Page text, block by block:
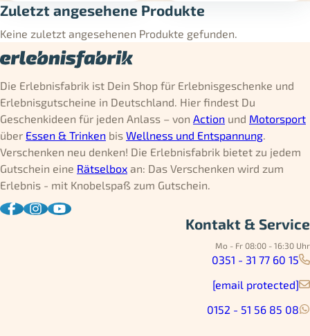
Zuletzt angesehene Produkte
Keine zuletzt angesehenen Produkte gefunden.
Die Erlebnisfabrik ist Dein Shop für Erlebnisgeschenke und
Erlebnisgutscheine in Deutschland. Hier findest Du
Geschenkideen für jeden Anlass – von Action und Motorsport
über Essen & Trinken bis Wellness und Entspannung.
Verschenken neu denken! Die Erlebnisfabrik bietet zu jedem
Gutschein eine Rätselbox an: Das Verschenken wird zum
Erlebnis - mit Knobelspaß zum Gutschein.
Kontakt & Service
Mo - Fr 08:00 - 16:30 Uhr
0351 - 31 77 60 15
[email protected]
0152 - 51 56 85 08